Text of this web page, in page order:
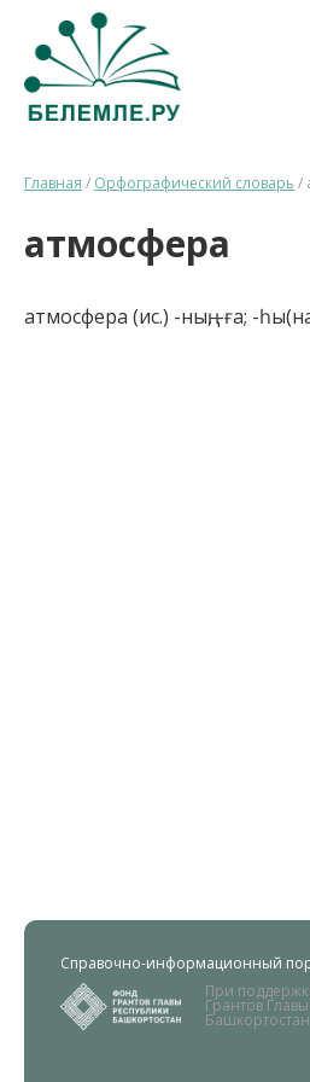
Главная / Орфографический словарь /
атмосфера
атмосфера (ис.) -ның, -ға; -
Справочно-информационный
При
Грантов